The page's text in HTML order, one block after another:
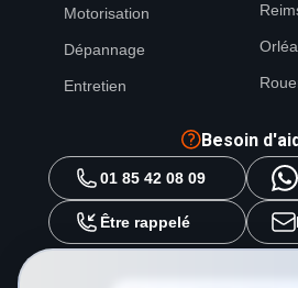
Motorisation
Dépannage
Entretien
Besoin
01 85 42 08 09
Être rappelé